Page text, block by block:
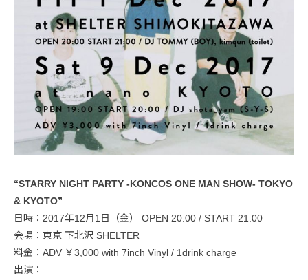
“STARRY NIGHT PARTY -KONCOS ONE MAN SHOW- TOKYO
& KYOTO”
日時：2017年12月1日（金） OPEN 20:00 / START 21:00
会場：東京 下北沢 SHELTER
料金：ADV ￥3,000 with 7inch Vinyl / 1drink charge
出演：